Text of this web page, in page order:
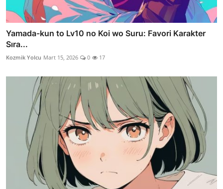
Yamada-kun to Lv10 no Koi wo Suru: Favori Karakter
Sıra...
Kozmik Yolcu Mart 15, 2026 0 17